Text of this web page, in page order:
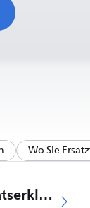
Wo Sie
EU-Konformitätserklärung